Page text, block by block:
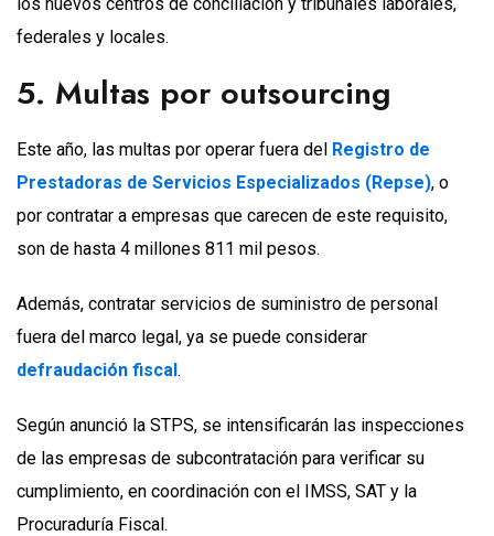
federales y locales.
5. Multas por outsourcing
Este año, las multas por operar fuera del Registro de
Prestadoras de Servicios Especializados (Repse), o
por contratar a empresas que carecen de este requisito,
son de hasta 4 millones 811 mil pesos.
Además, contratar servicios de suministro de personal
fuera del marco legal, ya se puede considerar
defraudación fiscal.
Según anunció la STPS, se intensificarán las inspecciones
de las empresas de subcontratación para verificar su
cumplimiento, en coordinación con el IMSS, SAT y la
Procuraduría Fiscal.